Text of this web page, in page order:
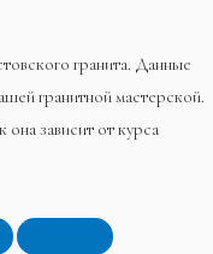
гранита. Данные
гранитной мастерской.
зависит от курса